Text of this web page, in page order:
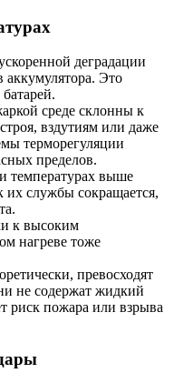
деградации
аккумулятора. Это
среде склонны к
вздутиям или даже
терморегуляции
пределов.
температурах выше
их службы сокращается,
к высоким
нагреве тоже
превосходят
не содержат жидкий
риск пожара или взрыва